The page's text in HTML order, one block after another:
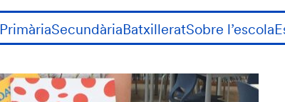
PrimàriaSecundàriaBatxilleratSobre l’escola